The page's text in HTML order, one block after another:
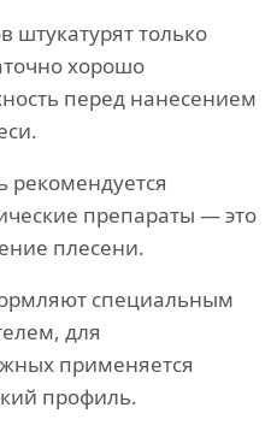
штукатурят только
хорошо
перед нанесением
рекомендуется
препараты — это
плесени.
специальным
для
применяется
профиль.